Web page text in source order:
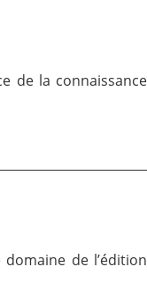
de la connaissance
de l’édition